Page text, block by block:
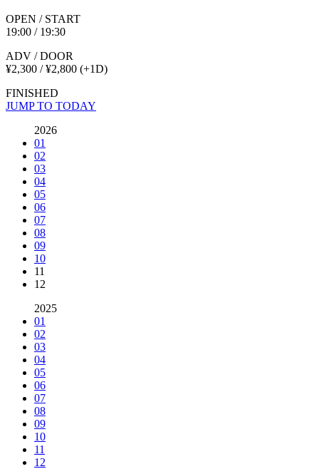
OPEN / START
19:00 / 19:30
ADV / DOOR
¥2,300 / ¥2,800 (+1D)
FINISHED
JUMP TO TODAY
2026
01
02
03
04
05
06
07
08
09
10
11
12
2025
01
02
03
04
05
06
07
08
09
10
11
12